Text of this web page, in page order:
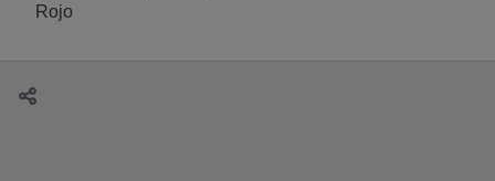
Rojo